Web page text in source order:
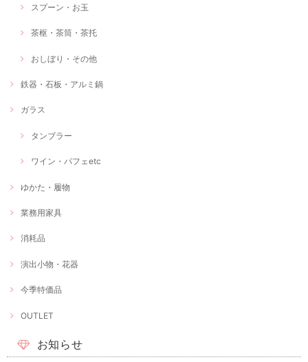
スプーン・お玉
茶枢・茶筒・茶托
おしぼり・その他
鉄器・石板・アルミ鍋
ガラス
タンブラー
ワイン・パフェetc
ゆかた・履物
業務用家具
消耗品
演出小物・花器
今季特価品
OUTLET
お知らせ